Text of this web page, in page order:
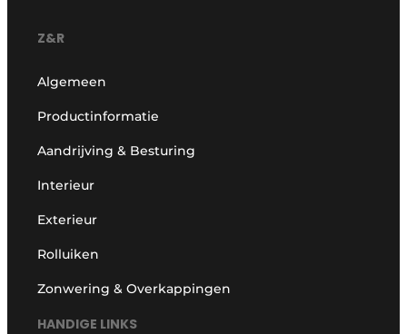
Z&R
Algemeen
Productinformatie
Aandrijving & Besturing
Interieur
Exterieur
Rolluiken
Zonwering & Overkappingen
HANDIGE LINKS